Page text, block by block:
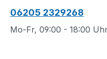
06205 2329268
Mo-Fr, 09:00 - 18:00